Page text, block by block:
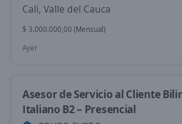
Cali, Valle del Cauca
$ 3.000.000,00 (Mensual)
Ayer
Asesor de Servicio al Cliente
Italiano B2 – Presencial